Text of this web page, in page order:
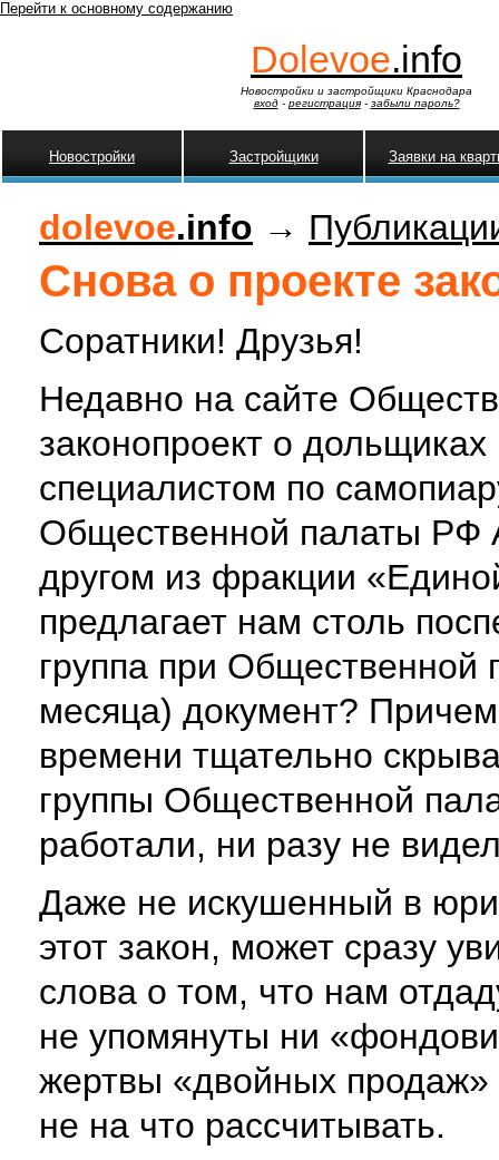
Перейти к основному содержанию
Dolevoe.info
Новостройки и застройщики Краснодара
вход- регистрация- забыли пароль?
Новостройки Застройщики Заявки на
dolevoe.info →
Снова о проекте
Соратники! Друзья!
Недавно на сайте
законопроект о
специалистом по
Общественной палаты РФ
другом из фракции
предлагает нам столь
группа при Общественной
месяца) документ?
времени тщательно
группы Общественной
работали, ни разу не
Даже не искушенный в
этот закон, может сразу
слова о том, что нам
не упомянуты ни
жертвы «двойных
не на что рассчитывать.